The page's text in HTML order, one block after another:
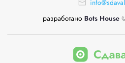
разработано Bots House